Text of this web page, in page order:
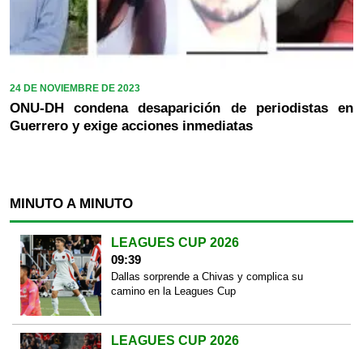
24 DE NOVIEMBRE DE 2023
ONU-DH condena desaparición de periodistas en
Guerrero y exige acciones inmediatas
MINUTO A MINUTO
LEAGUES CUP 2026
09:39
Dallas sorprende a Chivas y complica su
camino en la Leagues Cup
LEAGUES CUP 2026